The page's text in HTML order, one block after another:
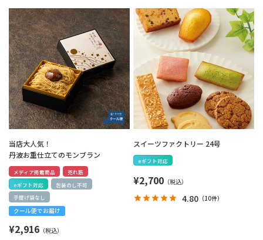
当店大人気！
丹波お重仕立てのモンブラン
メディア掲載商品
売れ筋
eギフト対応
包装のし不可
手提げ袋なし
クール便でお届け
¥2,916
スイーツファクトリー 24号
eギフト対応
¥2,700
4.80 （10件）